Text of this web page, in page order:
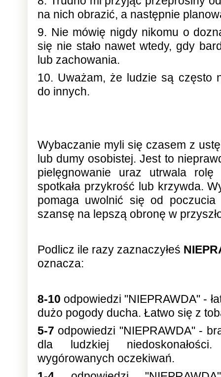
na nich obrazić, a następnie
9. Nie mówię nigdy nikomu o
się nie stało nawet wtedy, gdy
lub zachowania.
10. Uważam, że ludzie są często
do innych.
Wybaczanie myli się czasem z
lub dumy osobistej. Jest to
pielęgnowanie uraz utrwala rolę
spotkała przykrość lub krzywda.
pomaga uwolnić się od
szansę na lepszą obronę w
Podlicz ile razy zaznaczyłeś
oznacza:
8-10 odpowiedzi "NIEPRAWDA" -
dużo pogody ducha. Łatwo się z
5-7 odpowiedzi "NIEPRAWDA" -
dla ludzkiej
wygórowanych oczekiwań.